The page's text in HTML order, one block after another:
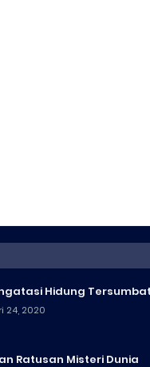
Hidung Tersumbat
24, 2020
Ratusan Misteri Dunia